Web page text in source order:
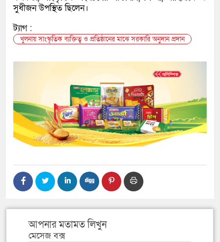
সুধীজন উপস্থিত ছিলেন।
ট্যাগ :
খুলনায় সাংস্কৃতিক ব্যক্তিত্ব ও প্রতিষ্ঠানের মাঝে সরকারি অনুদান প্রদান
আপনার মতামত লিখুন
মেসেজ বক্স